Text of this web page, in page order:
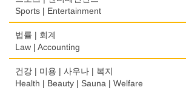
제과점
Bakery
식품도매
Food Distributors
약국
의사-내과
Internal Medicine
의사-물리치료/카이로 프랙터
모피점
백화점/선물센터
보석/귀금속/시계
Boarding House
학교/학원
개인지도-체육
Insurance/Investment/Finance
부동산 관리
Property Management
채무조정
Bankruptcy
Alarm/Security System
Cemetery/Monument
빨래방/세탁
Coin Laundry/Dry cleaning
Architect
Architecture
Home Inspection
Transportation/Moving
택배
Courier Service
Taxi Service
Sports | Entertainment
골프장비
Golf Equipment
골프장
Golf/Country Club
법률 | 회계
Law | Accounting
교통위반티켓
Traffic Ticket
건강 | 미용 | 사우나 | 복지
Health | Beauty | Sauna | Welfare